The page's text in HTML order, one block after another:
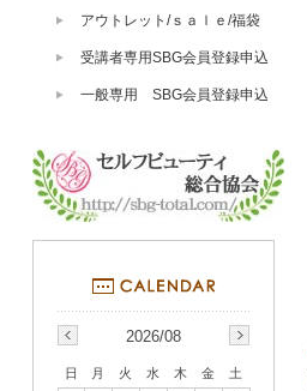
アウトレット/ｓａｌｅ/福袋
受講者専用SBG会員登録申込
一般専用 SBG会員登録申込
2026/08
日 月 火 水 木 金
土